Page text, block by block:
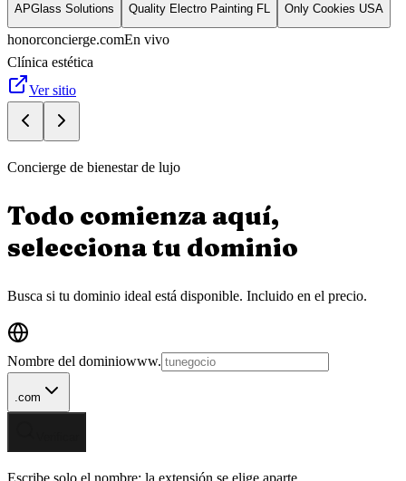
APGlass Solutions Quality Electro Painting FL Only Cookies USA
honorconcierge.comEn vivo
Clínica estética
Ver sitio
Concierge de bienestar de lujo
Todo comienza aquí,
selecciona tu dominio
Busca si tu dominio ideal está disponible. Incluido en el precio.
Nombre del dominiowww.
.com
Escribe solo el nombre; la extensión se elige aparte.